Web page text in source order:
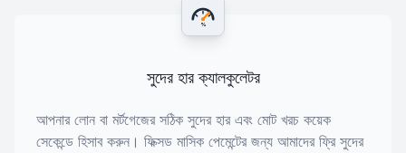
%
সুদের হার ক্যালকুলেটর
আপনার লোন বা মর্টগেজের সঠিক সুদের হার এবং মোট খরচ কয়েক
সেকেন্ডে হিসাব করুন। ফিক্সড মাসিক পেমেন্টের জন্য আমাদের ফ্রি সুদের